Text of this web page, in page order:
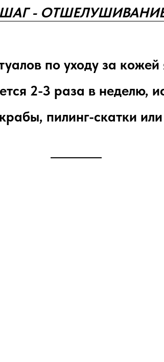
-
по уходу за
2-3 раза в неделю,
пилинг-скатки